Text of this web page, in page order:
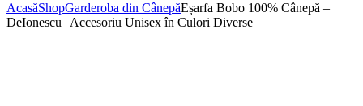
AcasăShopGarderoba din CânepăEșarfa Bobo 100% Cânepă –
DeIonescu | Accesoriu Unisex în Culori Diverse